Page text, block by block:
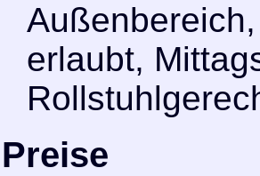
erlaubt,
Preise